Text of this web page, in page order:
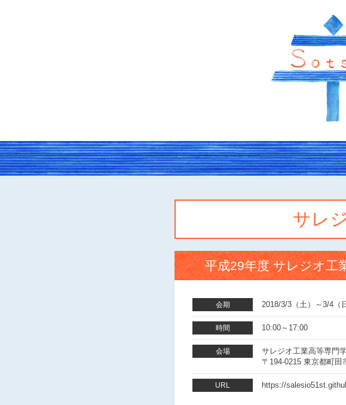
サレ
平成29年度 サレジオ工
会期 2018/3/3（土）～3/4（
時間 10:00～17:00
会場
サレジオ工業高等専門
〒194-0215 東京都町田
URL https://